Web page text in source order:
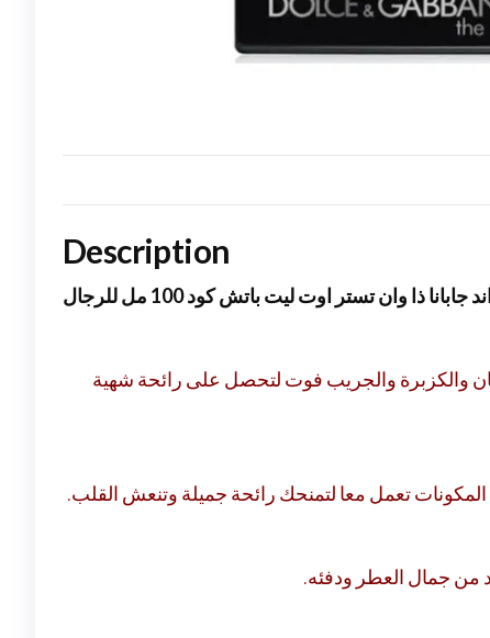
Description
ذا وان تستر اوت ليت باتش كود 100 مل للرجال
والكزبرة والجريب فوت لتحصل على رائحة شهية
تعمل معا لتمنحك رائحة جميلة وتنعش القلب.
من جمال العطر ودفئه.